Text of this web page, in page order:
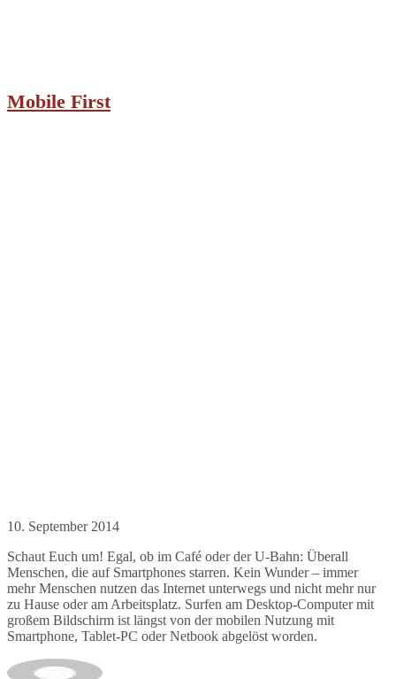
Mobile First
10. September 2014
Schaut Euch um! Egal, ob im Café oder der U-Bahn: Überall
Menschen, die auf Smartphones starren. Kein Wunder – immer
mehr Menschen nutzen das Internet unterwegs und nicht mehr nur
zu Hause oder am Arbeitsplatz. Surfen am Desktop-Computer mit
großem Bildschirm ist längst von der mobilen Nutzung mit
Smartphone, Tablet-PC oder Netbook abgelöst worden.